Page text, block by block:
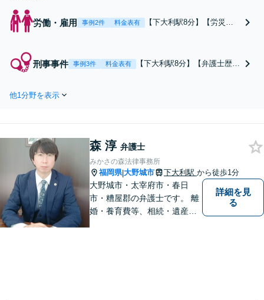
労働・雇用 事例2件 料金表有
【下大利駅8分】【労災事
対応可】労使双方（フリー
ランス）に対応。残業代の
刑事事件 事例3件 料金表有
【下大利駅8分】【弁護士歴10
にご連絡ください。状況に応
護士として、あなたの大切な
家族を護ります。【電話相談
可】
他1分野を表示
森 淳 弁護士
みかさの森法律事務所
福岡県|大野城市 下大利駅 から徒歩1分
大野城市・太宰府市・春日
市・糟屋郡の弁護士です。 離
婚・養育費等、相続・遺産分
詳細を見
る